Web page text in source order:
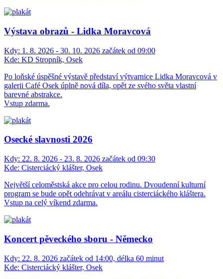
Výstava obrazů - Lidka Moravcová
Kdy: 1. 8. 2026 - 30. 10. 2026 začátek od 09:00
Kde: KD Stropník, Osek
Po loňské úspěšné výstavě představí výtvarnice Lidka Moravcová v
galerii Café Osek úplně nová díla, opět ze svého světa vlastní
barevné abstrakce.
Vstup zdarma.
Osecké slavnosti 2026
Kdy: 22. 8. 2026 - 23. 8. 2026 začátek od 09:30
Kde: Cisterciácký klášter, Osek
Největší celoměstská akce pro celou rodinu. Dvoudenní kulturní
program se bude opět odehrávat v areálu cisterciáckého kláštera.
Vstup na celý víkend zdarma.
Koncert pěveckého sboru - Německo
Kdy: 22. 8. 2026 začátek od 14:00, délka 60 minut
Kde: Cisterciácký klášter, Osek